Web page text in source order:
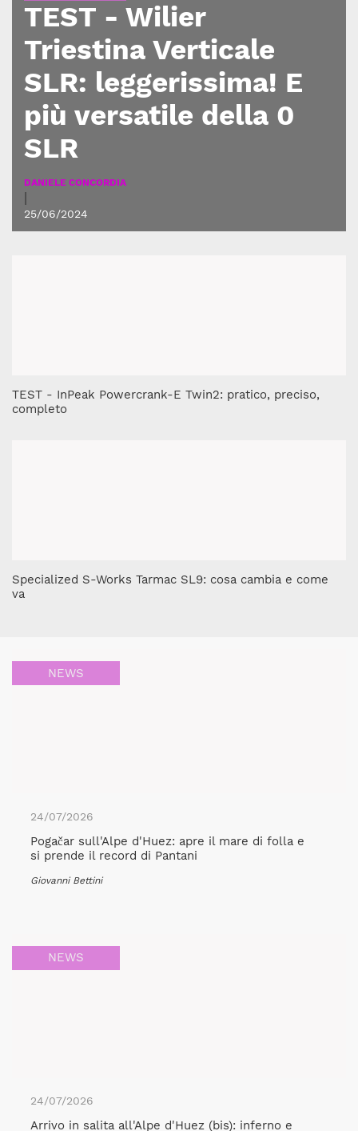
TEST - Wilier
Triestina Verticale
SLR: leggerissima! E
più versatile della 0
SLR
DANIELE CONCORDIA
25/06/2024
TEST - InPeak Powercrank-E Twin2: pratico, preciso,
completo
Specialized S-Works Tarmac SL9: cosa cambia e come
va
NEWS
24/07/2026
Pogačar sull'Alpe d'Huez: apre il mare di folla e
si prende il record di Pantani
Giovanni Bettini
NEWS
24/07/2026
Arrivo in salita all'Alpe d'Huez (bis): inferno e